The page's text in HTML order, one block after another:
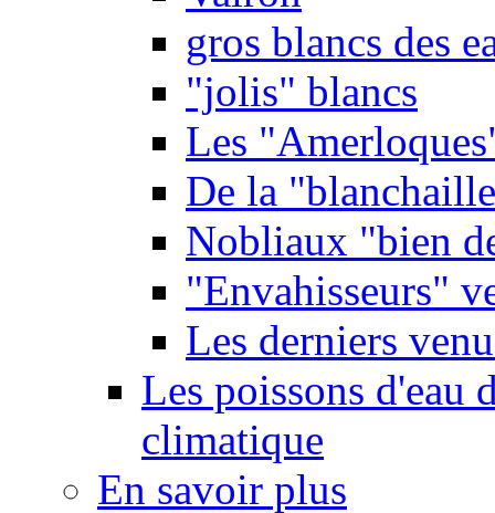
gros blancs des
"jolis" blancs
Les
De la
Nobliaux "bien
"Envahisseurs"
Les derniers
Les poissons d'eau
climatique
En savoir plus